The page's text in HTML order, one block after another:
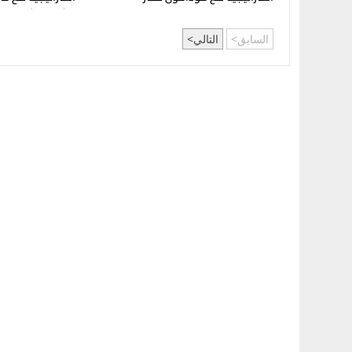
مشروع
السابق التالي